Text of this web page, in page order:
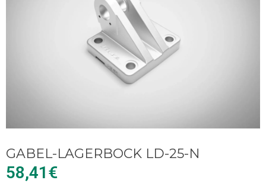
GABEL-LAGERBOCK LD-25-N
58,41€